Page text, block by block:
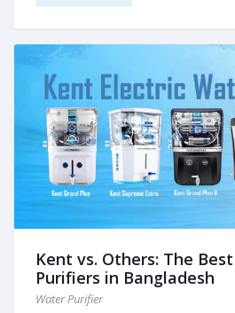
Kent vs. Others: The
Purifiers in Bangladesh
Water Purifier